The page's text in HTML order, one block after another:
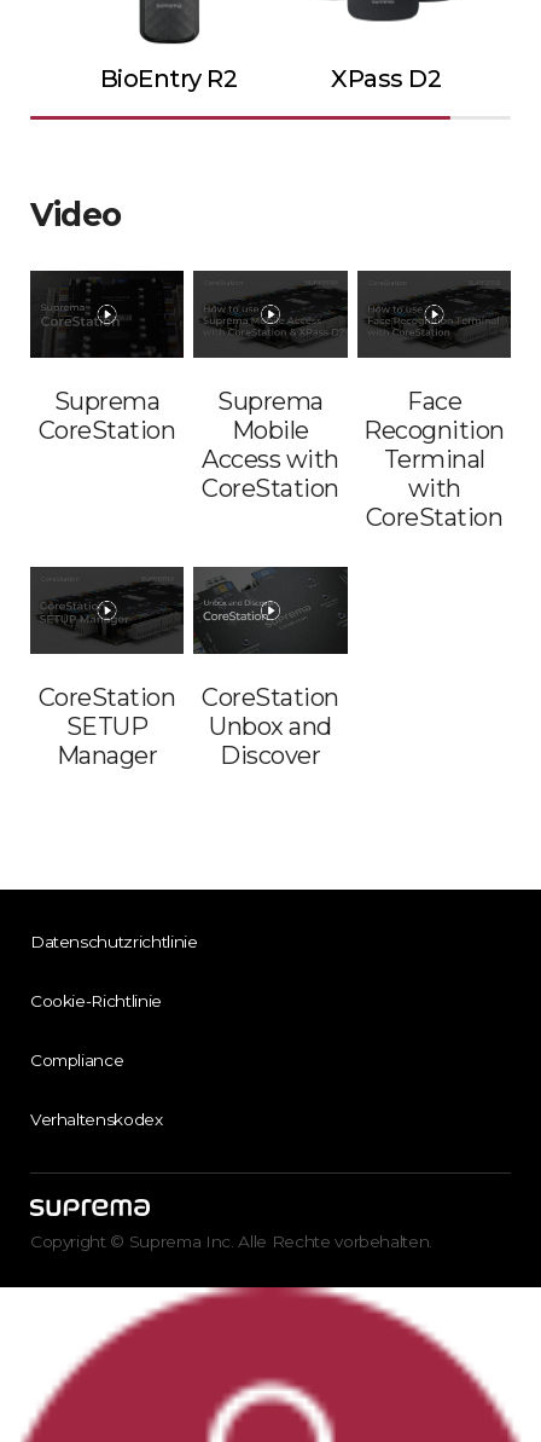
BioEntry R2 XPass D2
Video
Suprema
CoreStation
Suprema
Mobile
Access with
CoreStation
Face
Recognition
Terminal
with
CoreStation
CoreStation
SETUP
Manager
CoreStation
Unbox and
Discover
Datenschutzrichtlinie
Cookie-Richtlinie
Compliance
Verhaltenskodex
Copyright © Suprema Inc. Alle Rechte vorbehalten.